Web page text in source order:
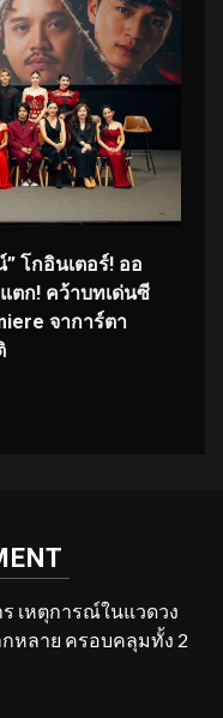
โกอินเตอร์! ออ
ตก! คว้าบทเด่นซี
จาการ์ตา
เหตุการณ์ในแวดวง
หลาย ครอบคลุมทั้ง 2